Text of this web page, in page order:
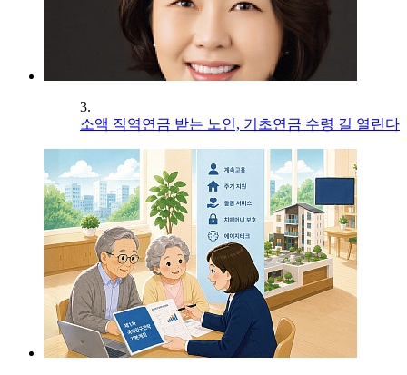
3.
소액 직역연금 받는 노인, 기초연금 수령 길 열린다